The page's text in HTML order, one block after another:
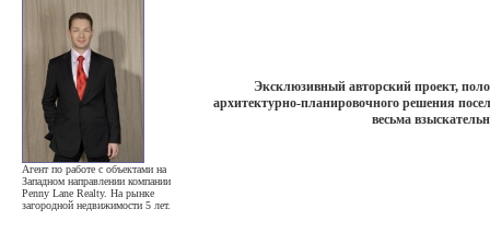
Агент по работе с объектами на
Западном направлении компании
Penny Lane Realty. На рынке
загородной недвижимости 5 лет.
Эксклюзивный авторский проект,
архитектурно-планировочного решения
весьма